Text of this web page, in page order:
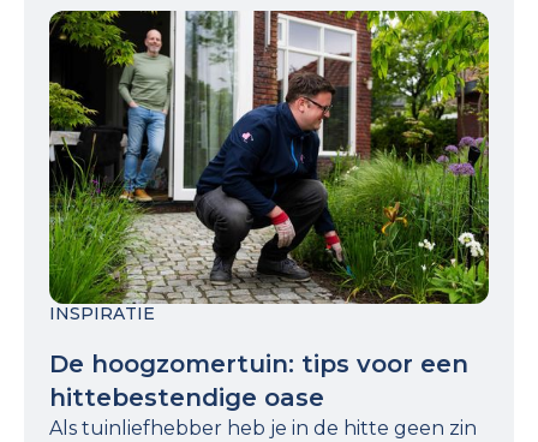
INSPIRATIE
De hoogzomertuin: tips voor een
hittebestendige oase
Als tuinliefhebber heb je in de hitte geen zin